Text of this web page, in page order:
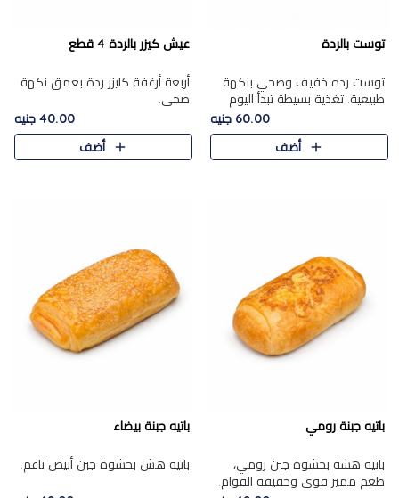
توست بالردة
توست رده خفيف وصحي بنكهة
طبيعية. تغذية بسيطة تبدأ اليوم
60.00 جنيه
أضف
عيش كيزر بالردة 4 قطع
أربعة أرغفة كايزر ردة بعمق نكهة
صحي.
40.00 جنيه
أضف
باتيه جبنة رومي
باتيه هشة بحشوة جبن رومي،
طعم مميز قوي وخفيفة القوام.
باتيه جبنة بيضاء
باتيه هش بحشوة جبن أبيض ناعم.